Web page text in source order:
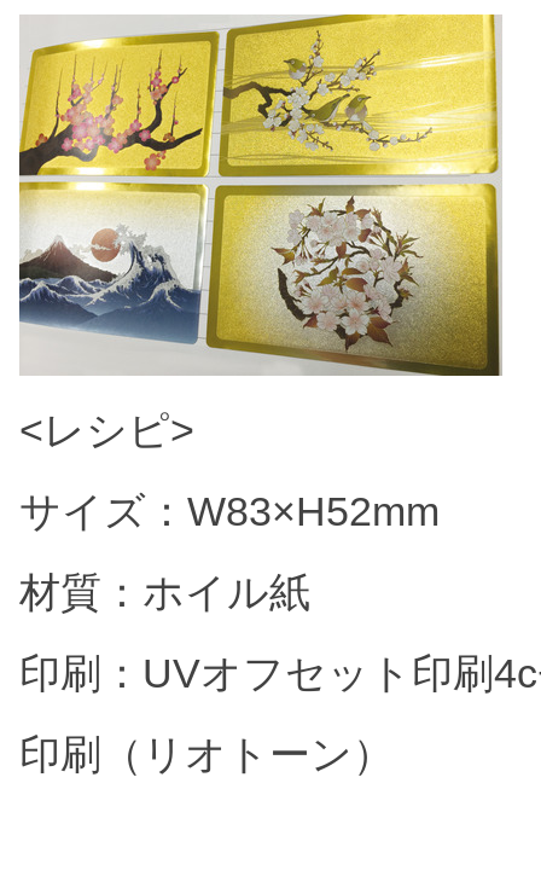
<レシピ>
サイズ：W83×H52mm
材質：ホイル紙
印刷：UVオフセット印刷
印刷（リオトーン）